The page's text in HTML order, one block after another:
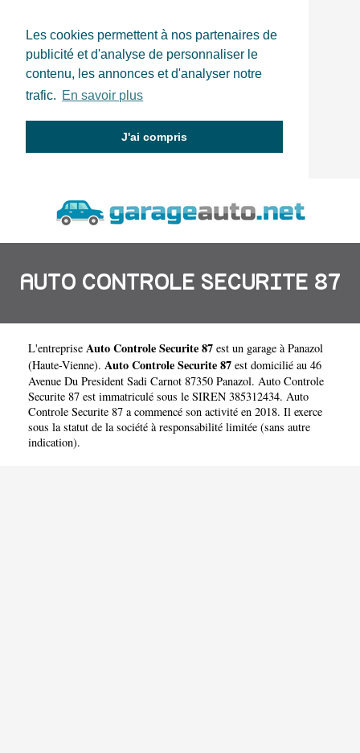
Les cookies permettent à nos partenaires de
publicité et d'analyse de personnaliser le
contenu, les annonces et d'analyser notre
trafic. En savoir plus
J'ai compris
AUTO CONTROLE SECURITE 87
L'entreprise Auto Controle Securite 87 est un garage à Panazol
(Haute-Vienne). Auto Controle Securite 87 est domicilié au 46
Avenue Du President Sadi Carnot 87350 Panazol. Auto Controle
Securite 87 est immatriculé sous le SIREN 385312434. Auto
Controle Securite 87 a commencé son activité en 2018. Il exerce
sous la statut de la société à responsabilité limitée (sans autre
indication).